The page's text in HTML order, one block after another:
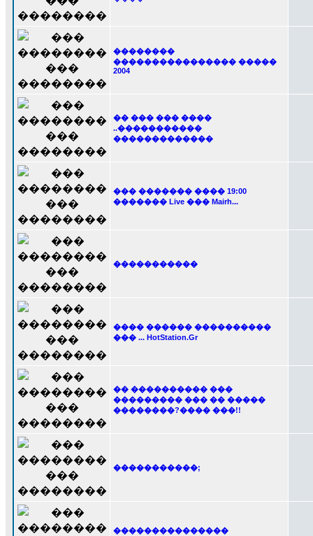
��������
���������������� �����
2004
�� ��� ��� ����
..�����������
�������������
��� ������� ���� 19:00
������� Live ��� Mairh...
�����������
���� ������ ����������
��� ... HotStation.Gr
�� ���������� ���
��������� ��� �� �����
��������?���� ���!!
�����������;
���������������